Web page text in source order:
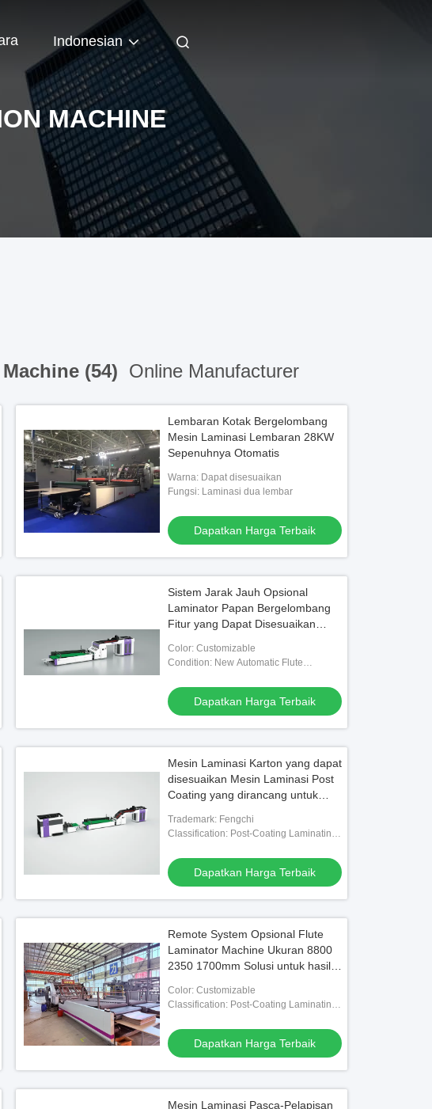
Indonesian
MACHINE
(54) Online Manufacturer
Lembaran Kotak Bergelombang
Mesin Laminasi Lembaran 28KW
Sepenuhnya Otomatis
Warna: Dapat disesuaikan
Fungsi: Laminasi dua lembar
Dapatkan Harga Terbaik
Sistem Jarak Jauh Opsional
Laminator Papan Bergelombang
Fitur yang Dapat Disesuaikan
Adhesi Material
Color: Customizable
Condition: New Automatic Flute
Dapatkan Harga Terbaik
Mesin Laminasi Karton yang dapat
disesuaikan Mesin Laminasi Post
Coating yang dirancang untuk
Trademark: Fengchi
Classification: Post-Coating Laminating
Dapatkan Harga Terbaik
Remote System Opsional Flute
Laminator Machine Ukuran 8800
2350 1700mm Solusi untuk hasil
Color: Customizable
Classification: Post-Coating Laminating
Dapatkan Harga Terbaik
Mesin Laminasi Pasca-Pelapisan